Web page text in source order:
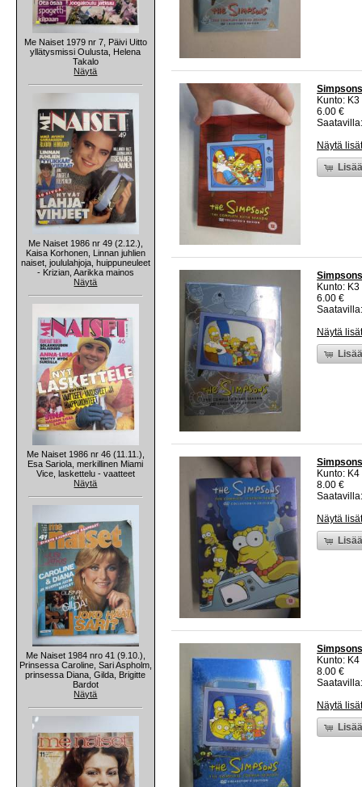
Me Naiset 1979 nr 7, Päivi Uitto
yllätysmissi Oulusta, Helena
Takalo
Näytä
Me Naiset 1986 nr 49 (2.12.),
Kaisa Korhonen, Linnan juhlien
naiset, joululahjoja, huippuneuleet
- Krizian, Aarikka mainos
Näytä
Me Naiset 1986 nr 46 (11.11.),
Esa Sariola, merkillinen Miami
Vice, laskettelu - vaatteet
Näytä
Me Naiset 1984 nro 41 (9.10.),
Prinsessa Caroline, Sari Aspholm,
prinsessa Diana, Gilda, Brigitte
Bardot
Näytä
Kunto:
6.00 €
Näytä
Kunto:
6.00 €
Näytä
Kunto:
8.00 €
Näytä
Kunto:
8.00 €
Näytä